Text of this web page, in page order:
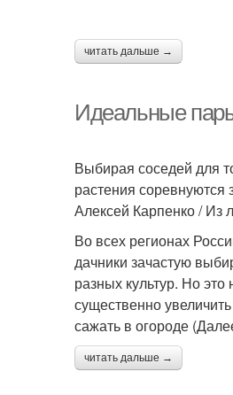
читать дальше →
Идеальные
Выбирая соседей для
растения соревнуются
Алексей Карпенко / Из
Во всех регионах
дачники зачастую
разных культур. Но
существенно
сажать в огороде
читать дальше →